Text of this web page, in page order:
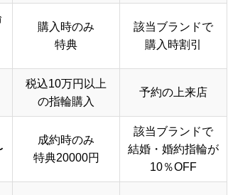
購入時のみ
特典
該当ブランドで
購入時割引
税込10万円以上
の指輪購入
予約の上来店
成約時のみ
特典20000円
該当ブランドで
結婚・婚約指輪が
10％OFF